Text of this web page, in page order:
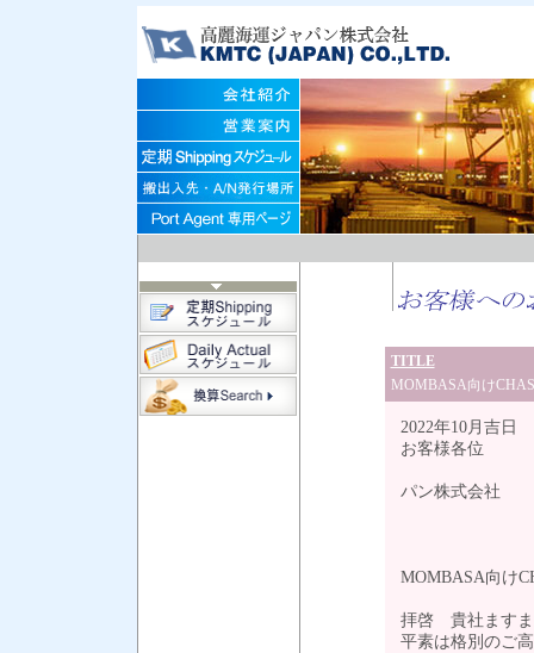
TITLE
MOMBASA向け
2022年10月吉日
お客様各位
パン株式会社
MOMBASA向け
拝啓 貴社ますま
平素は格別のご